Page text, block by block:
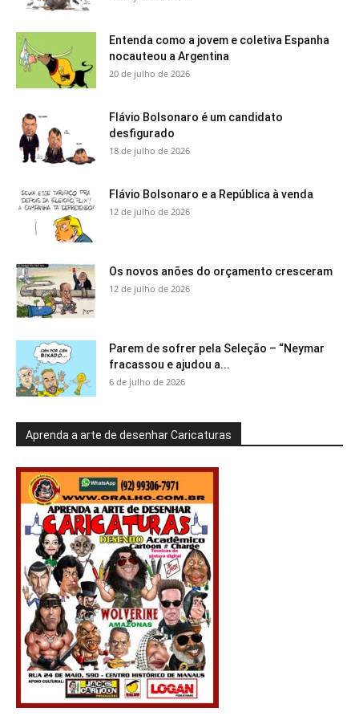
Entenda como a jovem e coletiva Espanha
nocauteou a Argentina
20 de julho de 2026
Flávio Bolsonaro é um candidato
desfigurado
18 de julho de 2026
Flávio Bolsonaro e a República à venda
12 de julho de 2026
Os novos anões do orçamento cresceram
12 de julho de 2026
Parem de sofrer pela Seleção – “Neymar
fracassou e ajudou a...
6 de julho de 2026
Aprenda a arte de desenhar Caricaturas